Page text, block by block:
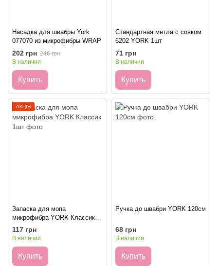
Насадка для швабры York
077070 из микрофибры WRAP
202 грн 246 грн
В наличии
Купить
Стандартная метла с совком
6202 YORK 1шт
71 грн
В наличии
Купить
АКЦІЯ
Запаска для мопа
микрофибра YORK Классик
1шт
117 грн
В наличии
Купить
Ручка до швабри YORK 120см
68 грн
В наличии
Купить